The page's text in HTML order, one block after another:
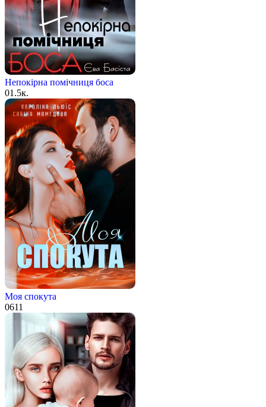
Непокірна помічниця боса
01.5к.
Моя спокута
0611